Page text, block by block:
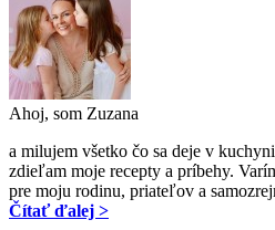
Ahoj, som Zuzana
a milujem všetko čo sa deje v
zdieľam moje recepty a príbehy.
pre moju rodinu, priateľov a
Čítať ďalej >